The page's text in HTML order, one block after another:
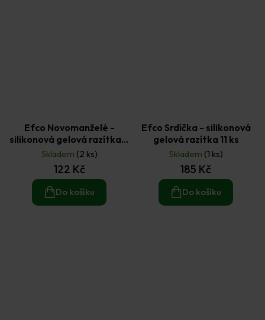
Efco Novomanželé -
silikonová gelová razítka 2
ks
Skladem (2 ks)
122 Kč
Do košíku
Efco Srdíčka - silikonová
gelová razítka 11 ks
Skladem (1 ks)
185 Kč
Do košíku